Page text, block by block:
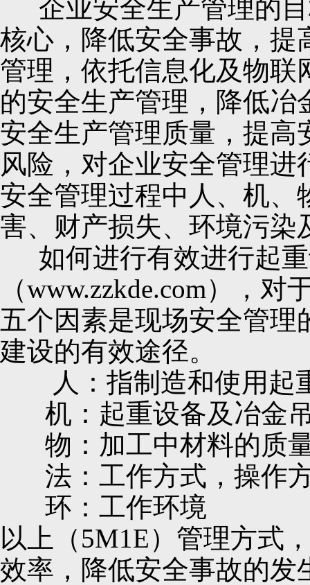
企业安全生产管理的
核心，降低安全事故，提
管理，依托信息化及物联
的安全生产管理，降低
安全生产管理质量，提高
风险，对企业安全管理
安全管理过程中人、机、
害、财产损失、环境污
如何进行有效进行起
（www.zzkde.com），
五个因素是现场安全管
建设的有效途径。
人：指制造和使用
机：起重设备及冶金
物：加工中材料的质
法：工作方式，操作
环：工作环境
以上（5M1E）管理方式
效率，降低安全事故的发